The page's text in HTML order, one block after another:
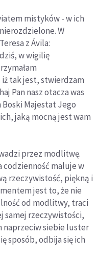
mistyków - w ich
W
z Ávila:
w wigilię
tak jest, stwierdzam
Pan nasz otacza was
Majestat Jego
jaką mocną jest wam
przez modlitwę.
maluje w
rzeczywistość, piękną i
jest to, że nie
od modlitwy, traci
samej rzeczywistości,
naprzeciw siebie luster
sposób, odbija się ich